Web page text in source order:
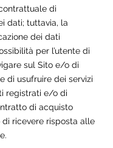
di
dati; tuttavia, la
dei dati
per l’utente di
sul Sito e/o di
di usufruire dei servizi
registrati e/o di
di acquisto
ricevere risposta alle